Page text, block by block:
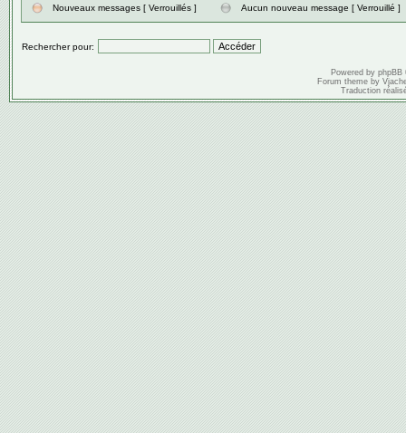
Nouveaux messages [ Verrouillés ] Aucun nouveau message [ Verrouillé ]
Rechercher pour:
Powered by phpBB
Forum theme by
Traduction